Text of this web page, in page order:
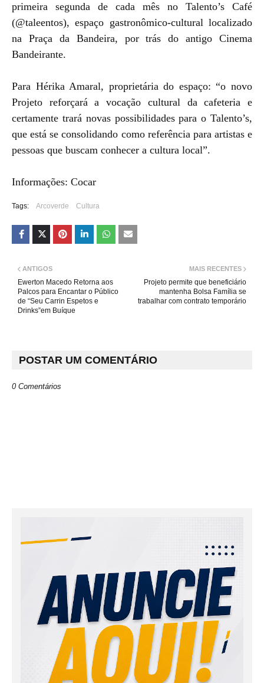
primeira segunda de cada mês no Talento’s Café
(@taleentos), espaço gastronômico-cultural localizado
na Praça da Bandeira, por trás do antigo Cinema
Bandeirante.
Para Hérika Amaral, proprietária do espaço: “o novo
Projeto reforçará a vocação cultural da cafeteria e
certamente trará novas possibilidades para o Talento’s,
que está se consolidando como referência para artistas e
pessoas que buscam conhecer a cultura local”.
Informações: Cocar
Tags: Arcoverde Cultura
MAIS RECENTES
Projeto permite que beneficiário
mantenha Bolsa Família se
trabalhar com contrato temporário
ANTIGOS
Ewerton Macedo Retorna aos
Palcos para Encantar o Público
de “Seu Carrin Espetos e
Drinks”em Buíque
POSTAR UM COMENTÁRIO
0 Comentários